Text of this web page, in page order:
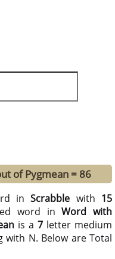
of Pygmean = 86
inScrabble with 15
word inWord with
is a 7letter medium
N. Below are Total